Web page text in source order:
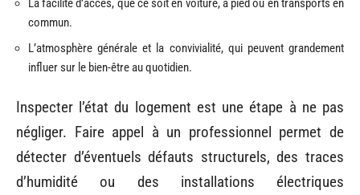
La facilité d’accès, que ce soit en voiture, à pied ou en transports en
commun.
L’atmosphère générale et la convivialité, qui peuvent grandement
influer sur le bien-être au quotidien.
Inspecter l’état du logement est une étape à ne pas
négliger. Faire appel à un professionnel permet de
détecter d’éventuels défauts structurels, des traces
d’humidité ou des installations électriques